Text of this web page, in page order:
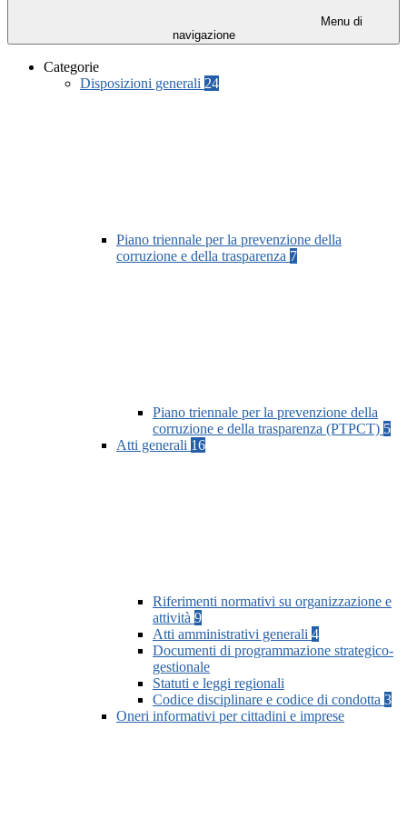
Menu di
navigazione
Categorie
Disposizioni generali 24
Piano triennale per la prevenzione della
corruzione e della trasparenza 7
Piano triennale per la prevenzione della
corruzione e della trasparenza (PTPCT) 5
Atti generali 16
Riferimenti normativi su organizzazione e
attività 9
Atti amministrativi generali 4
Documenti di programmazione strategico-
gestionale
Statuti e leggi regionali
Codice disciplinare e codice di condotta 3
Oneri informativi per cittadini e imprese